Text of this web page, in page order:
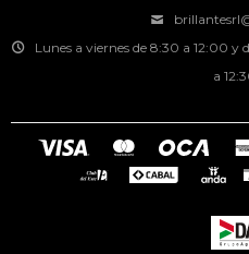
Lunes a viernes de 8:30 a 12:00 y
a